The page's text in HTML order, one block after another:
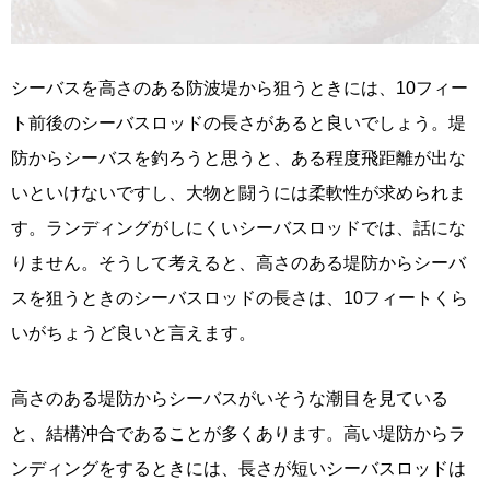
シーバスを高さのある防波堤から狙うときには、10フィー
ト前後のシーバスロッドの長さがあると良いでしょう。堤
防からシーバスを釣ろうと思うと、ある程度飛距離が出な
いといけないですし、大物と闘うには柔軟性が求められま
す。ランディングがしにくいシーバスロッドでは、話にな
りません。そうして考えると、高さのある堤防からシーバ
スを狙うときのシーバスロッドの長さは、10フィートくら
いがちょうど良いと言えます。
高さのある堤防からシーバスがいそうな潮目を見ている
と、結構沖合であることが多くあります。高い堤防からラ
ンディングをするときには、長さが短いシーバスロッドは